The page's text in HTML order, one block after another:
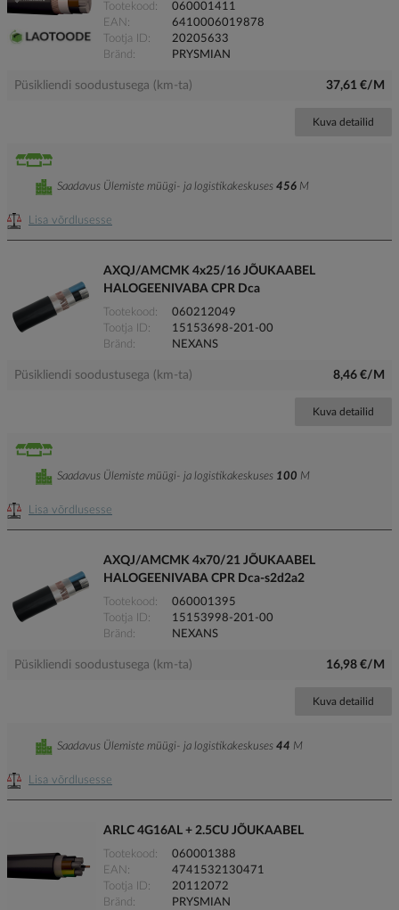
Tootekood
060001411
EAN
6410006019878
Tootja ID
20205633
Bränd
PRYSMIAN
Püsikliendi soodustusega (km-ta) 37,61 €/M
Kuva detailid
Lisa võrdlusesse
Saadavus Ülemiste müügi- ja logistikakeskuses 456 M
AXQJ/AMCMK 4x25/16 JÕUKAABEL
HALOGEENIVABA CPR Dca
Tootekood
060212049
Tootja ID
15153698-201-00
Bränd
NEXANS
Püsikliendi soodustusega (km-ta) 8,46 €/M
Kuva detailid
Lisa võrdlusesse
Saadavus Ülemiste müügi- ja logistikakeskuses 100 M
AXQJ/AMCMK 4x70/21 JÕUKAABEL
HALOGEENIVABA CPR Dca-s2d2a2
Tootekood
060001395
Tootja ID
15153998-201-00
Bränd
NEXANS
Püsikliendi soodustusega (km-ta) 16,98 €/M
Kuva detailid
Lisa võrdlusesse
Saadavus Ülemiste müügi- ja logistikakeskuses 44 M
ARLC 4G16AL + 2.5CU JÕUKAABEL
Tootekood
060001388
EAN
4741532130471
Tootja ID
20112072
Bränd
PRYSMIAN